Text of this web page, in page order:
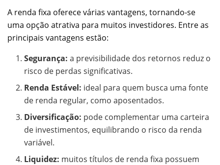
A renda fixa oferece várias vantagens, tornando-se
uma opção atrativa para muitos investidores. Entre as
principais vantagens estão:
Segurança: a previsibilidade dos retornos reduz o
risco de perdas significativas.
Renda Estável: ideal para quem busca uma fonte
de renda regular, como aposentados.
Diversificação: pode complementar uma carteira
de investimentos, equilibrando o risco da renda
variável.
Liquidez: muitos títulos de renda fixa possuem